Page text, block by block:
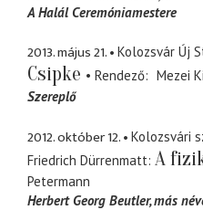
A Halál Ceremóniamestere
2013. május 21. Kolozsvár Új
Csipke Rendező
Mezei
Szereplő
2012. október 12.
Kolozsvári
Friedrich Dürrenmatt A
Petermann
Herbert Georg Beutler, más